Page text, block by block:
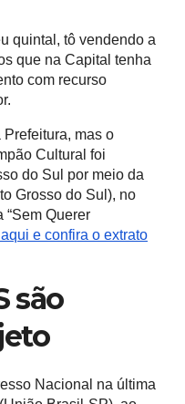
quintal, tô vendendo a
que na Capital tenha
com recurso
mas o
Cultural foi
do Sul por meio da
Grosso do Sul), no
“Sem Querer
e confira o extrato
são
Nacional na última